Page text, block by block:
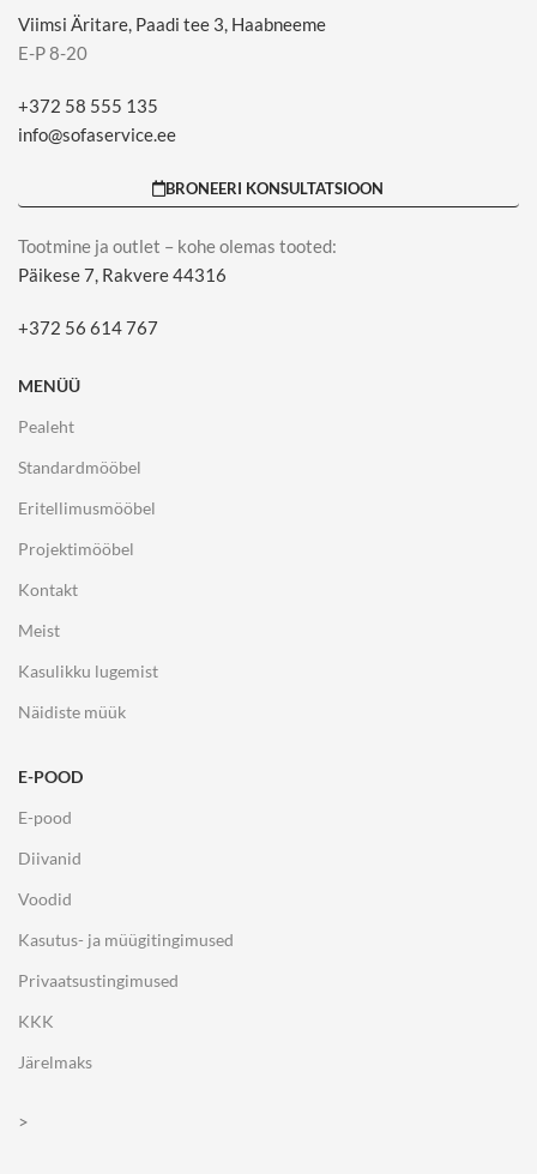
Viimsi Äritare, Paadi tee 3, Haabneeme
E-P 8-20
+372 58 555 135
info@sofaservice.ee
BRONEERI KONSULTATSIOON
Tootmine ja outlet – kohe olemas tooted:
Päikese 7, Rakvere 44316
+372 56 614 767
MENÜÜ
Pealeht
Standardmööbel
Eritellimusmööbel
Projektimööbel
Kontakt
Meist
Kasulikku lugemist
Näidiste müük
E-POOD
E-pood
Diivanid
Voodid
Kasutus- ja müügitingimused
Privaatsustingimused
KKK
Järelmaks
>